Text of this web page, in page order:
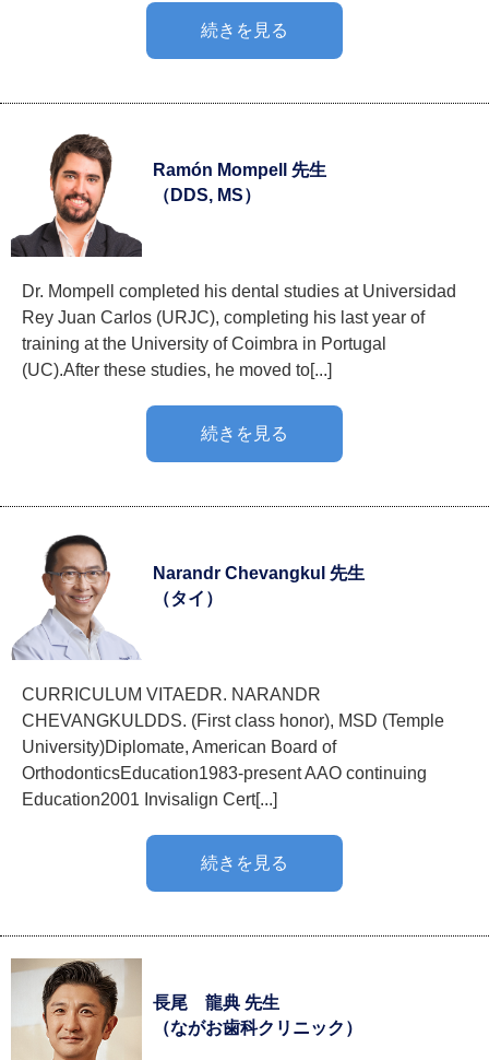
続きを見る
Ramón Mompell 先生
（DDS, MS）
Dr. Mompell completed his dental studies at Universidad
Rey Juan Carlos (URJC), completing his last year of
training at the University of Coimbra in Portugal
(UC).After these studies, he moved to[...]
続きを見る
Narandr Chevangkul 先生
（タイ）
CURRICULUM VITAEDR. NARANDR
CHEVANGKULDDS. (First class honor), MSD (Temple
University)Diplomate, American Board of
OrthodonticsEducation1983-present AAO continuing
Education2001 Invisalign Cert[...]
続きを見る
長尾 龍典 先生
（ながお歯科クリニック）